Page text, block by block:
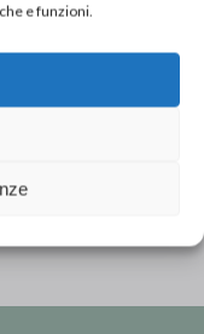
e funzioni.